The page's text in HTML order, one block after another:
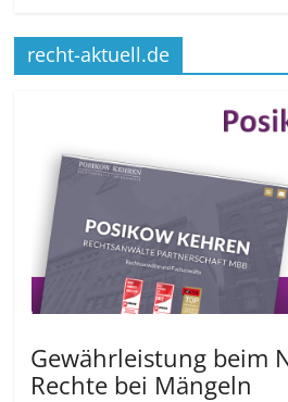
recht-aktuell.de
Gewährleistung beim
Rechte bei Mängeln